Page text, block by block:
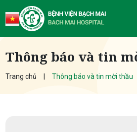
Thông báo và tin
Trang chủ Thông báo và tin mời thầu